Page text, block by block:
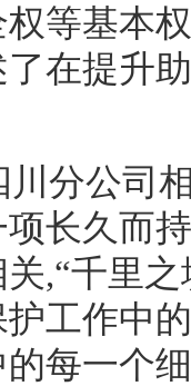
等基本
在提升
分公司
长久而
,“千里
工作中
每一个